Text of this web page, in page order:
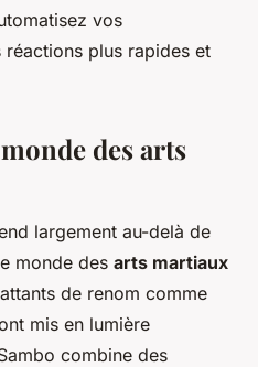
vos
plus rapides et
des arts
largement au-delà de
monde des arts martiaux
de renom comme
mis en lumière
combine des